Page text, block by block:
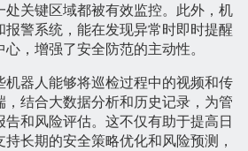
处关键区域都被有效监控。此外，机
报警系统，能在发现异常时即时提醒
，增强了安全防范的主动性。
机器人能够将巡检过程中的视频和传
，结合大数据分析和历史记录，为管
和风险评估。这不仅有助于提高日
长期的安全策略优化和风险预测，